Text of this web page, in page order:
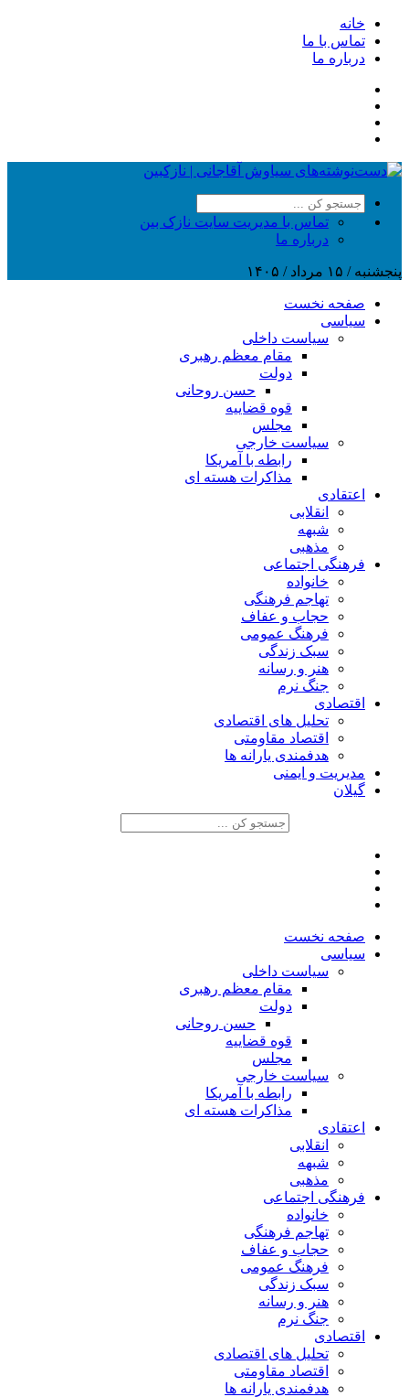
خانه
تماس با ما
درباره ما
تماس با مدیریت سایت نازک بین
درباره ما
پنجشنبه / ۱۵ مرداد / ۱۴۰۵
صفحه نخست
سیاسی
سیاست داخلی
مقام معظم رهبری
دولت
حسن روحانی
قوه قضاییه
مجلس
سیاست خارجی
رابطه با آمریکا
مذاکرات هسته ای
اعتقادی
انقلابی
شبهه
مذهبی
فرهنگی اجتماعی
خانواده
تهاجم فرهنگی
حجاب و عفاف
فرهنگ عمومی
سبک زندگی
هنر و رسانه
جنگ نرم
اقتصادی
تحلیل های اقتصادی
اقتصاد مقاومتی
هدفمندی یارانه ها
مدیریت و ایمنی
گیلان
صفحه نخست
سیاسی
سیاست داخلی
مقام معظم رهبری
دولت
حسن روحانی
قوه قضاییه
مجلس
سیاست خارجی
رابطه با آمریکا
مذاکرات هسته ای
اعتقادی
انقلابی
شبهه
مذهبی
فرهنگی اجتماعی
خانواده
تهاجم فرهنگی
حجاب و عفاف
فرهنگ عمومی
سبک زندگی
هنر و رسانه
جنگ نرم
اقتصادی
تحلیل های اقتصادی
اقتصاد مقاومتی
هدفمندی یارانه ها